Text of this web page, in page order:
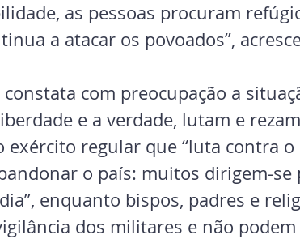
as pessoas procuram
a atacar os povoados”,
constata com preocupação a
e a verdade, lutam e
exército regular que “luta contra o
o país: muitos dirigem-se
enquanto bispos, padres e
dos militares e não